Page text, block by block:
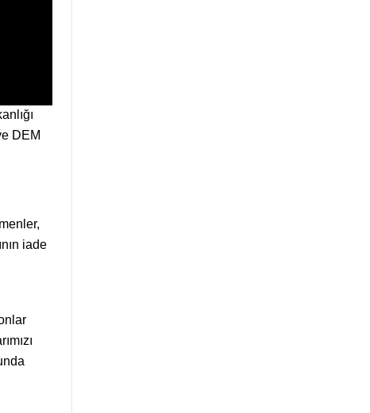
DEM
iade